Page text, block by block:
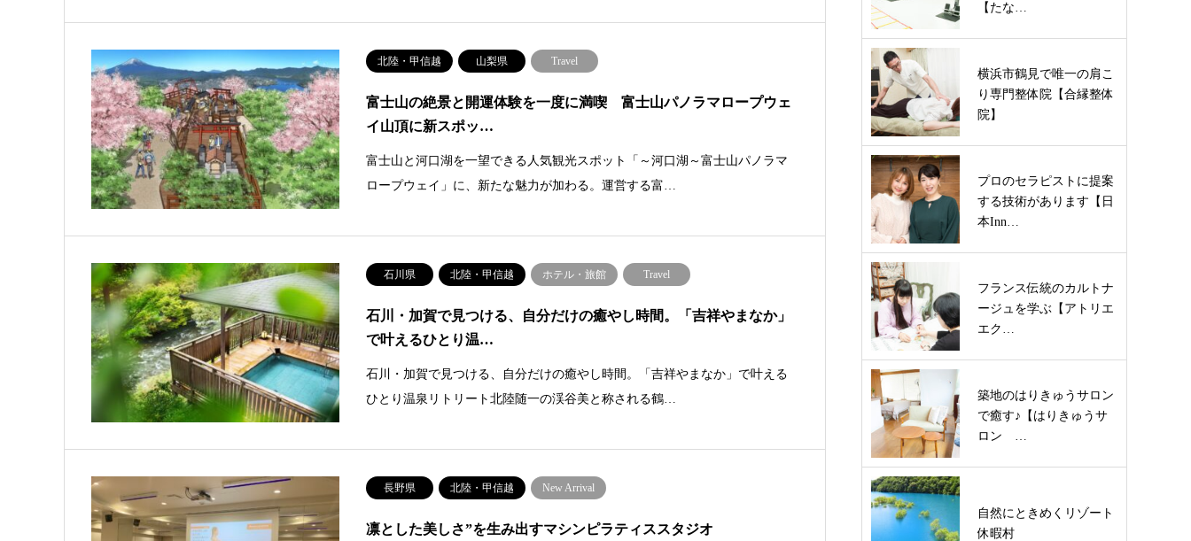
北陸・甲信越 山梨県 Travel
富士山の絶景と開運体験を一度に満喫 富士山パノラマロープウェ
イ山頂に新スポッ…
富士山と河口湖を一望できる人気観光スポット「～河口湖～富士山パノラマ
ロープウェイ」に、新たな魅力が加わる。運営する富…
石川県 北陸・甲信越 ホテル・旅館 Travel
石川・加賀で見つける、自分だけの癒やし時間。「吉祥やまなか」
で叶えるひとり温…
石川・加賀で見つける、自分だけの癒やし時間。「吉祥やまなか」で叶える
ひとり温泉リトリート北陸随一の渓谷美と称される鶴…
長野県 北陸・甲信越 New Arrival
凛とした美しさ”を生み出すマシンピラティススタジオ
【たな…
横浜市鶴見で唯一の肩こ
り専門整体院【合縁整体
院】
プロのセラピストに提案
する技術があります【日
本Inn…
フランス伝統のカルトナ
ージュを学ぶ【アトリエ
エク…
築地のはりきゅうサロン
で癒す♪【はりきゅうサ
ロン …
自然にときめくリゾート
休暇村